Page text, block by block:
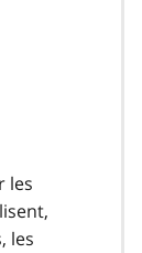
les
les